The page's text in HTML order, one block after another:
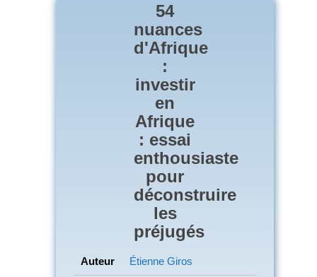
54
nuances
d'Afrique
:
investir
en
Afrique
: essai
enthousiaste
pour
déconstruire
les
préjugés
Auteur Étienne Giros